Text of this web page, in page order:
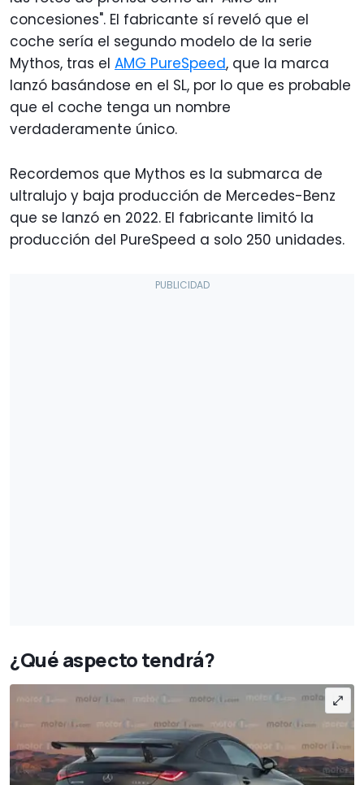
concesiones". El fabricante sí reveló que el
coche sería el segundo modelo de la serie
Mythos, tras el AMG PureSpeed, que la marca
lanzó basándose en el SL, por lo que es probable
que el coche tenga un nombre
verdaderamente único.
Recordemos que Mythos es la submarca de
ultralujo y baja producción de Mercedes-Benz
que se lanzó en 2022. El fabricante limitó la
producción del PureSpeed a solo 250 unidades.
¿Qué aspecto tendrá?